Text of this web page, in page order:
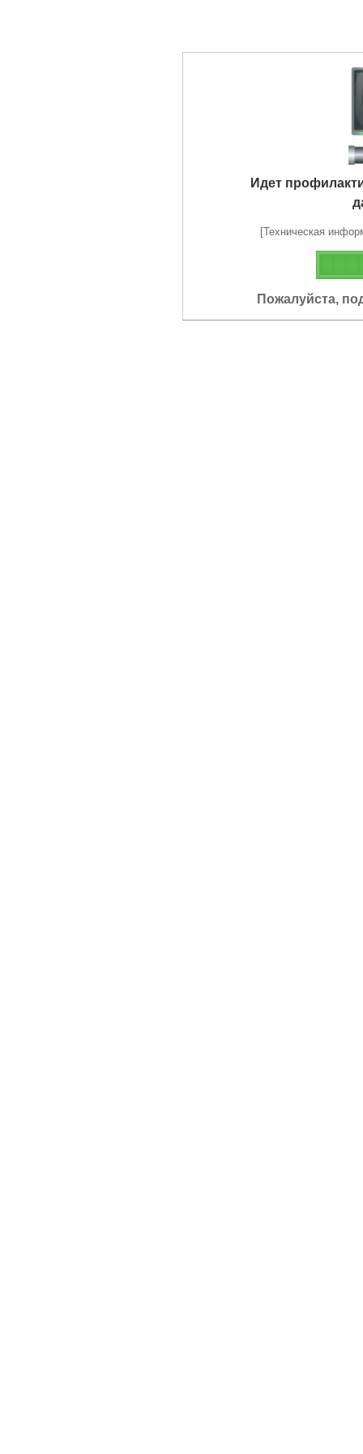
Идет
[Техническая
Пожалуйста,